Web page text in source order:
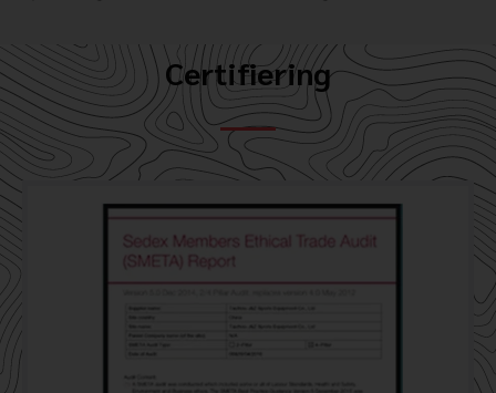
Certifiering